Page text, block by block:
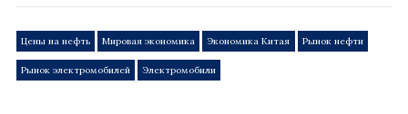
Цены на нефть Мировая экономика Экономика Китая Рынок нефти
Рынок электромобилей Электромобили